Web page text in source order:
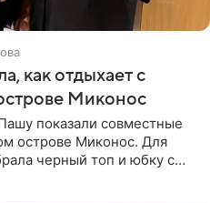
как отдыхает с
Миконос
показали совместные
острове Миконос. Для
черный топ и юбку с